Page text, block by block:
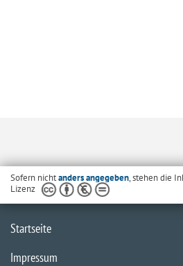
Sofern nichtanders angegeben, stehen die
Lizenz
Startseite
Impressum